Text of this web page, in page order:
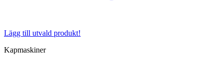
Lägg till utvald produkt!
Kapmaskiner